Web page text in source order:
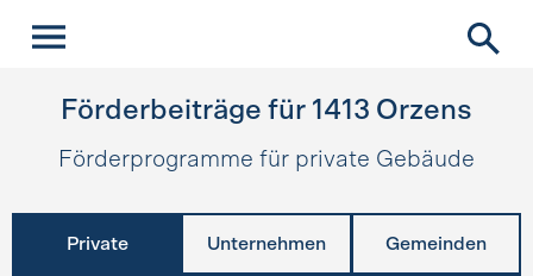
Förderbeiträge für 1413 Orzens
Förderprogramme für private Gebäude
Private Unternehmen Gemeinden